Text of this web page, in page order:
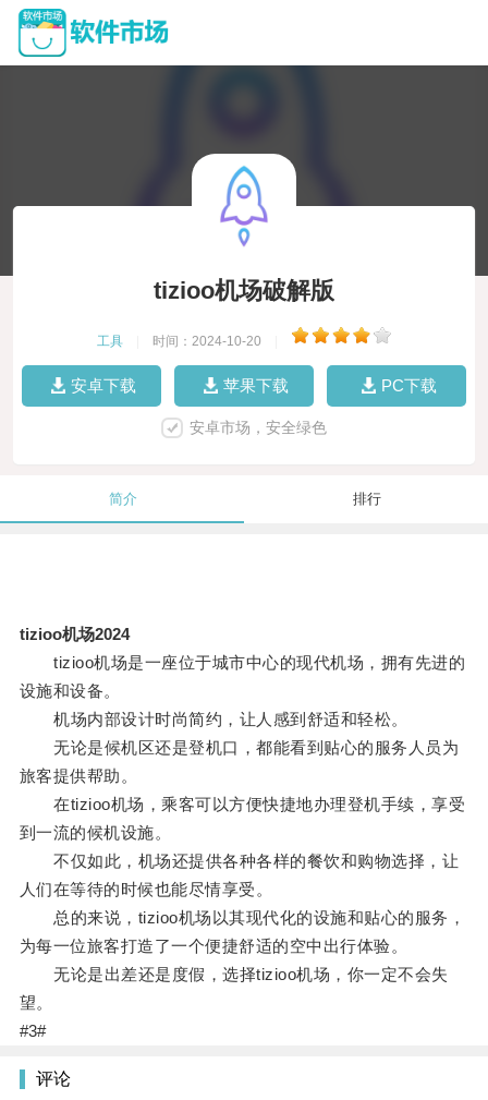
tizioo机场破解版
工具 时间：2024-10-20
安卓下载 苹果下载 PC下载
安卓市场，安全绿色
简介 排行
tizioo机场2024
tizioo机场是一座位于城市中心的现代机场，拥有先进的
设施和设备。
机场内部设计时尚简约，让人感到舒适和轻松。
无论是候机区还是登机口，都能看到贴心的服务人员为
旅客提供帮助。
在tizioo机场，乘客可以方便快捷地办理登机手续，享受
到一流的候机设施。
不仅如此，机场还提供各种各样的餐饮和购物选择，让
人们在等待的时候也能尽情享受。
总的来说，tizioo机场以其现代化的设施和贴心的服务，
为每一位旅客打造了一个便捷舒适的空中出行体验。
无论是出差还是度假，选择tizioo机场，你一定不会失
望。
#3#
评论